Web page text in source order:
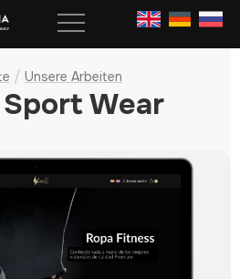
/ Unsere Arbeiten
Wear